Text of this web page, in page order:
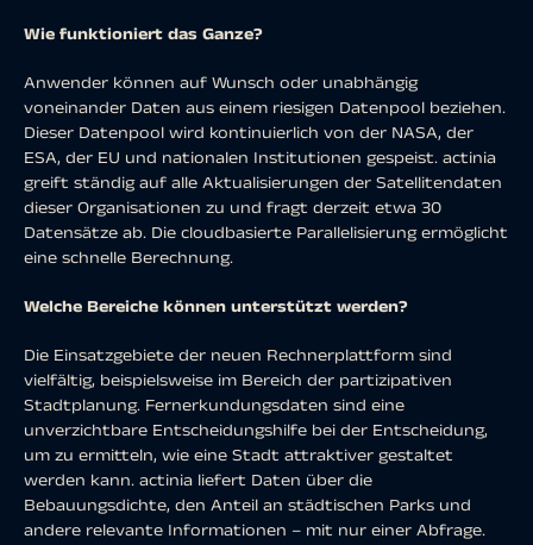
Wie funktioniert das Ganze?
Anwender können auf Wunsch oder unabhängig
voneinander Daten aus einem riesigen Datenpool beziehen.
Dieser Datenpool wird kontinuierlich von der NASA, der
ESA, der EU und nationalen Institutionen gespeist. actinia
greift ständig auf alle Aktualisierungen der Satellitendaten
dieser Organisationen zu und fragt derzeit etwa 30
Datensätze ab. Die cloudbasierte Parallelisierung ermöglicht
eine schnelle Berechnung.
Welche Bereiche können unterstützt werden?
Die Einsatzgebiete der neuen Rechnerplattform sind
vielfältig, beispielsweise im Bereich der partizipativen
Stadtplanung. Fernerkundungsdaten sind eine
unverzichtbare Entscheidungshilfe bei der Entscheidung,
um zu ermitteln, wie eine Stadt attraktiver gestaltet
werden kann. actinia liefert Daten über die
Bebauungsdichte, den Anteil an städtischen Parks und
andere relevante Informationen – mit nur einer Abfrage.